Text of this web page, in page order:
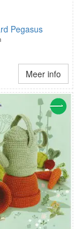
Pegasus
Meer info